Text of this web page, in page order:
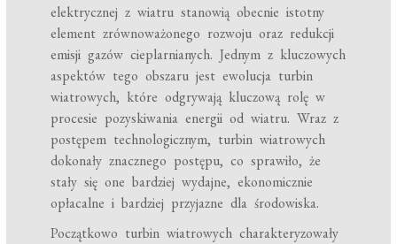
elektrycznej z wiatru stanowią obecnie istotny
element zrównoważonego rozwoju oraz redukcji
emisji gazów cieplarnianych. Jednym z kluczowych
aspektów tego obszaru jest ewolucja turbin
wiatrowych, które odgrywają kluczową rolę w
procesie pozyskiwania energii od wiatru. Wraz z
postępem technologicznym, turbin wiatrowych
dokonały znacznego postępu, co sprawiło, że
stały się one bardziej wydajne, ekonomicznie
opłacalne i bardziej przyjazne dla środowiska.
Początkowo turbin wiatrowych charakteryzowały